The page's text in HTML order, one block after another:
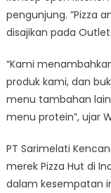
pengunjung. ”Pizza
disajikan pada Outlet
“Kami
produk kami, dan
menu tambahan
menu protein”, ujar
PT Sarimelati
merek Pizza Hut di
dalam kesempatan